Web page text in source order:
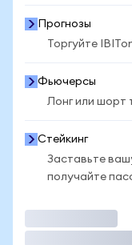
Прогнозы
Торгуйте
Фьючерсы
Лонг или шорт
Стейкинг
Заставьте
получайте